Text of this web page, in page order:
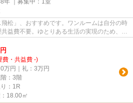
年 ｜募集中： 1室
松」、おすすめです。ワンルームは自分の時
益費不要。ゆとりある生活の実現のため、初
円
費・共益費 -)
万円｜礼：3万円
：3階
：1R
18.00㎡